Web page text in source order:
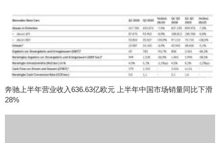
奔驰上半年营业收入636.63亿欧元 上半年中国市场销量同比下滑
28%